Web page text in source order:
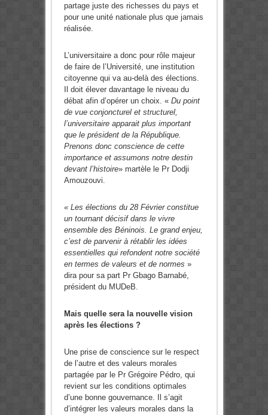
partage juste des richesses du pays et
pour une unité nationale plus que jamais
réalisée.
L’universitaire a donc pour rôle majeur
de faire de l’Université, une institution
citoyenne qui va au-delà des élections.
Il doit élever davantage le niveau du
débat afin d’opérer un choix. « Du point
de vue conjoncturel et structurel,
l’universitaire apparait plus important
que le président de la République.
Prenons donc conscience de cette
importance et assumons notre destin
devant l’histoire» martèle le Pr Dodji
Amouzouvi.
« Les élections du 28 Février constitue
un tournant décisif dans le vivre
ensemble des Béninois. Le grand enjeu,
c’est de parvenir à rétablir les idées
essentielles qui refondent notre société
en termes de valeurs et de normes »
dira pour sa part Pr Gbago Barnabé,
président du MUDeB.
Mais quelle sera la nouvelle vision
après les élections ?
Une prise de conscience sur le respect
de l’autre et des valeurs morales
partagée par le Pr Grégoire Pédro, qui
revient sur les conditions optimales
d’une bonne gouvernance. Il s’agit
d’intégrer les valeurs morales dans la